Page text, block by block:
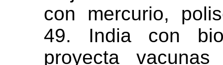
con mercurio,
49. India con
proyecta